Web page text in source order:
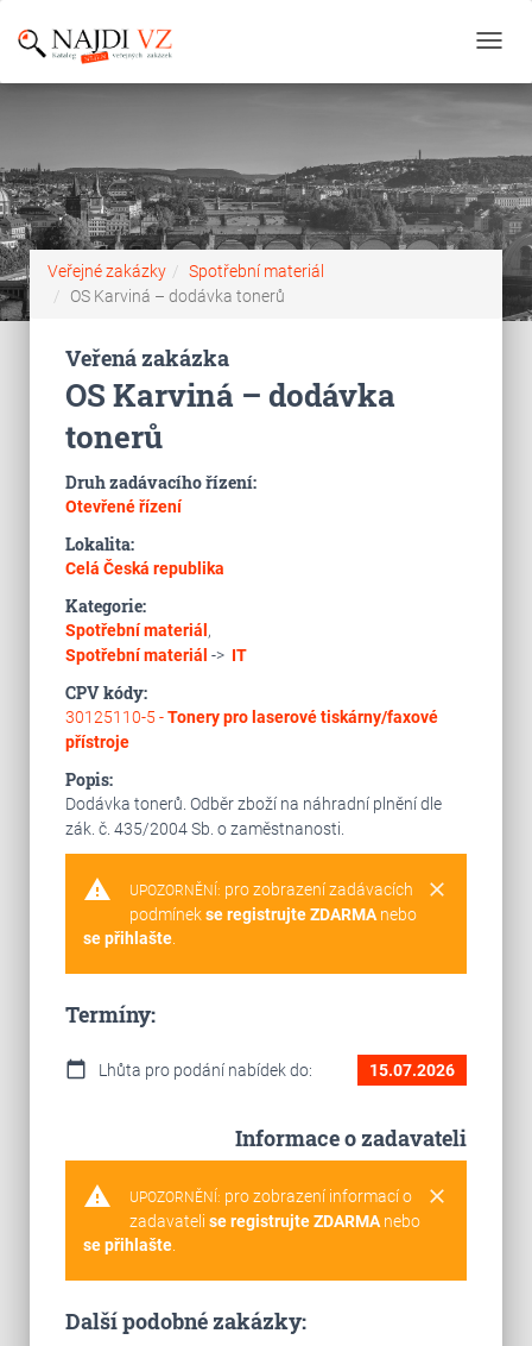
Veřejné zakázky
Spotřební materiál
OS Karviná – dodávka tonerů
Veřená zakázka
OS Karviná – dodávka
tonerů
Druh zadávacího řízení:
Otevřené řízení
Lokalita:
Celá Česká republika
Kategorie:
Spotřební materiál ,
Spotřební materiál -> IT
CPV kódy:
30125110-5 -Tonery pro laserové tiskárny/faxové
přístroje
Popis:
Dodávka tonerů. Odběr zboží na náhradní plnění dle
zák. č. 435/2004 Sb. o zaměstnanosti.
warning clear
UPOZORNĚNÍ: pro zobrazení zadávacích
podmínekse registrujte ZDARMAnebo
se přihlašte.
Termíny:
calendar_today Lhůta pro podání nabídek do: 15.07.2026
Informace o zadavateli
warning clear
UPOZORNĚNÍ: pro zobrazení informací o
zadavateli se registrujte ZDARMAnebo
se přihlašte.
Další podobné zakázky: